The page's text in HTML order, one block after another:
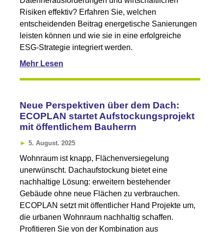
Risiken effektiv? Erfahren Sie, welchen
entscheidenden Beitrag energetische Sanierungen
leisten können und wie sie in eine erfolgreiche
ESG-Strategie integriert werden.
Mehr Lesen
Neue Perspektiven über dem Dach:
ECOPLAN startet Aufstockungsprojekt
mit öffentlichem Bauherrn
5. August. 2025
Wohnraum ist knapp, Flächenversiegelung
unerwünscht. Dachaufstockung bietet eine
nachhaltige Lösung: erweitern bestehender
Gebäude ohne neue Flächen zu verbrauchen.
ECOPLAN setzt mit öffentlicher Hand Projekte um,
die urbanen Wohnraum nachhaltig schaffen.
Profitieren Sie von der Kombination aus